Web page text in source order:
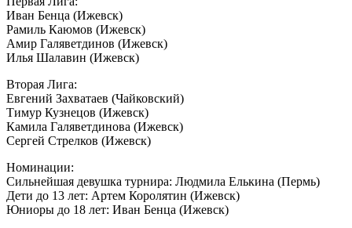
Иван Бенца (Ижевск)
Рамиль Каюмов (Ижевск)
Амир Галяветдинов (Ижевск)
Илья Шалавин (Ижевск)
Вторая Лига:
Евгений Захватаев (Чайковский)
Тимур Кузнецов (Ижевск)
Камила Галяветдинова (Ижевск)
Сергей Стрелков (Ижевск)
Номинации:
Сильнейшая девушка турнира: Людмила Елькина (Пермь)
Дети до 13 лет: Артем Королятин (Ижевск)
Юниоры до 18 лет: Иван Бенца (Ижевск)